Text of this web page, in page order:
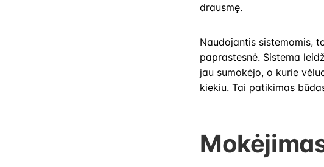
drausmę.
Naudojantis sistemomis,
paprastesnė. Sistema
jau sumokėjo, o kurie
kiekiu. Tai patikimas